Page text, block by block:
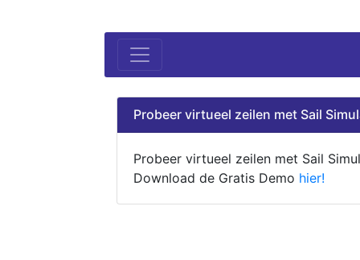
Probeer virtueel zeilen met Sail
Probeer virtueel zeilen met Sail
Download de Gratis Demo hier!